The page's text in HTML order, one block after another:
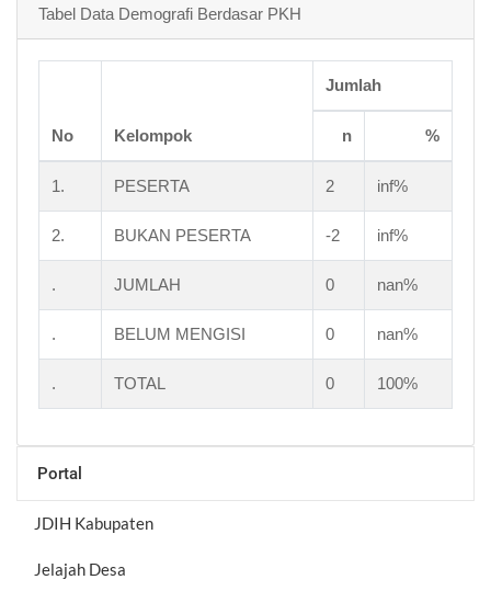
Tabel Data Demografi Berdasar PKH
No Kelompok
Jumlah
n %
1. PESERTA 2 inf%
2. BUKAN PESERTA -2 inf%
. JUMLAH 0 nan%
. BELUM MENGISI 0 nan%
. TOTAL 0 100%
Portal
JDIH Kabupaten
Jelajah Desa